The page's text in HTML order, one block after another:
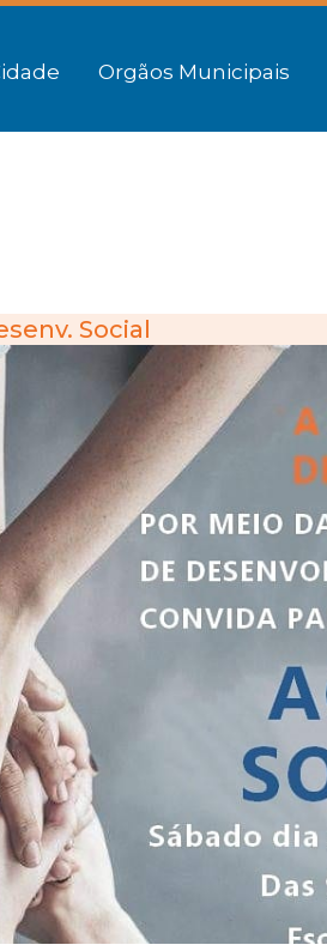
Orgãos Municipais
Social